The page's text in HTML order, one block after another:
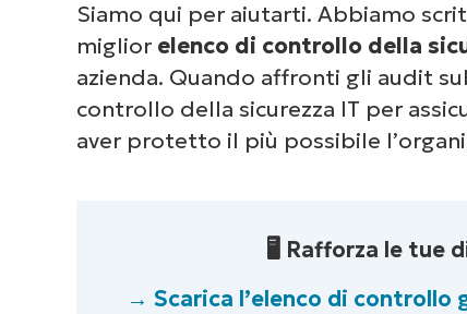
Siamo qui per aiutarti. Abbiamo
miglior elenco di controllo della
azienda. Quando affronti gli audit
controllo della sicurezza IT per
aver protetto il più possibile
🖥️ Rafforza le tue
→ Scarica l’elenco di controllo